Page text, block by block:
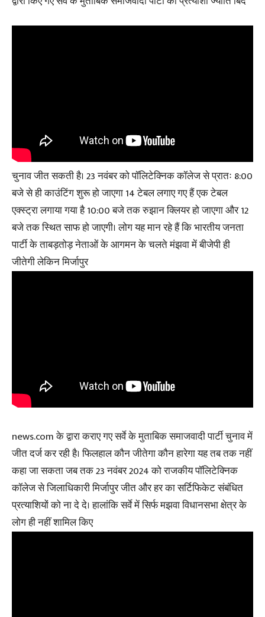
चुनाव जीत सकती है। 23 नवंबर को पॉलिटेक्निक कॉलेज से प्रातः 8:00
बजे से ही काउंटिंग शुरू हो जाएगा 14 टेबल लगाए गए हैं एक टेबल
एक्स्ट्रा लगाया गया है 10:00 बजे तक रुझान क्लियर हो जाएगा और 12
बजे तक स्थित साफ हो जाएगी। लोग यह मान रहे हैं कि भारतीय जनता
पार्टी के ताबड़तोड़ नेताओं के आगमन के चलते मंझवा में बीजेपी ही
जीतेगी लेकिन मिर्जापुर
news.com के द्वारा कराए गए सर्वे के मुताबिक समाजवादी पार्टी चुनाव में
जीत दर्ज कर रही है। फिलहाल कौन जीतेगा कौन हारेगा यह तब तक नहीं
कहा जा सकता जब तक 23 नवंबर 2024 को राजकीय पॉलिटेक्निक
कॉलेज से जिलाधिकारी मिर्जापुर जीत और हर का सर्टिफिकेट संबंधित
प्रत्याशियों को ना दे दे। हालांकि सर्वे में सिर्फ मझवा विधानसभा क्षेत्र के
लोग ही नहीं शामिल किए